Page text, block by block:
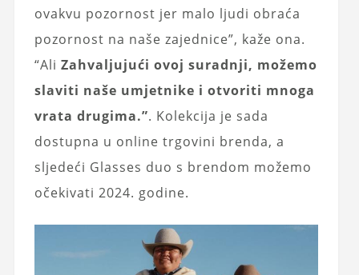
ovakvu pozornost jer malo ljudi obraća
pozornost na naše zajednice”, kaže ona.
“Ali Zahvaljujući ovoj suradnji, možemo
slaviti naše umjetnike i otvoriti mnoga
vrata drugima.”. Kolekcija je sada
dostupna u online trgovini brenda, a
sljedeći Glasses duo s brendom možemo
očekivati ​​2024. godine.